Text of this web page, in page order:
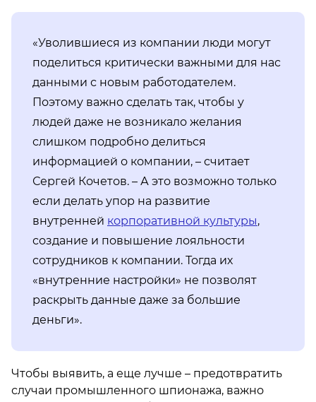
«Уволившиеся из компании люди могут
поделиться критически важными для нас
данными с новым работодателем.
Поэтому важно сделать так, чтобы у
людей даже не возникало желания
слишком подробно делиться
информацией о компании, – считает
Сергей Кочетов. – А это возможно только
если делать упор на развитие
внутренней корпоративной культуры,
создание и повышение лояльности
сотрудников к компании. Тогда их
«внутренние настройки» не позволят
раскрыть данные даже за большие
деньги».
Чтобы выявить, а еще лучше – предотвратить
случаи промышленного шпионажа, важно